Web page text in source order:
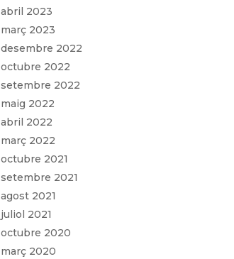
abril 2023
març 2023
desembre 2022
octubre 2022
setembre 2022
maig 2022
abril 2022
març 2022
octubre 2021
setembre 2021
agost 2021
juliol 2021
octubre 2020
març 2020